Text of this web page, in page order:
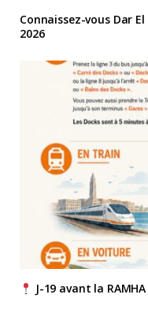
Connaissez-vous Dar
2026
J-19 avant la